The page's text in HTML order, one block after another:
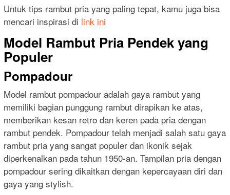
Untuk tips rambut pria yang paling tepat, kamu juga bisa
mencari inspirasi di link ini
Model Rambut Pria Pendek yang
Populer
Pompadour
Model rambut pompadour adalah gaya rambut yang
memiliki bagian punggung rambut dirapikan ke atas,
memberikan kesan retro dan keren pada pria dengan
rambut pendek. Pompadour telah menjadi salah satu gaya
rambut pria yang sangat populer dan ikonik sejak
diperkenalkan pada tahun 1950-an. Tampilan pria dengan
pompadour sering dikaitkan dengan kepercayaan diri dan
gaya yang stylish.